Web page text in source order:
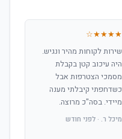
★★★★☆
שירות לקוחות מהיר ונגיש.
היה עיכוב קטן בקבלת
מסמכי הצטרפות אבל
כשדחפתי קיבלתי מענה
מיידי. בסה"כ מרוצה.
מיכל ר. · לפני חודש